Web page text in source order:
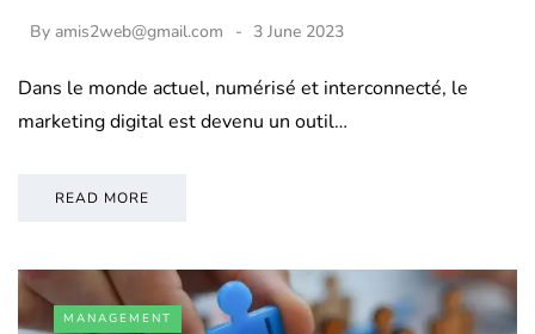
By amis2web@gmail.com 3 June 2023
Dans le monde actuel, numérisé et interconnecté, le
marketing digital est devenu un outil…
READ MORE
MANAGEMENT